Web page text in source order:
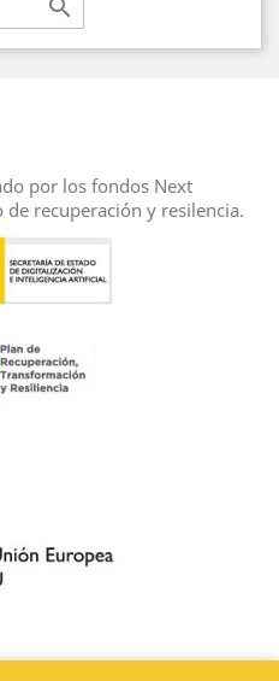

por los fondos Next
recuperación y resilencia.